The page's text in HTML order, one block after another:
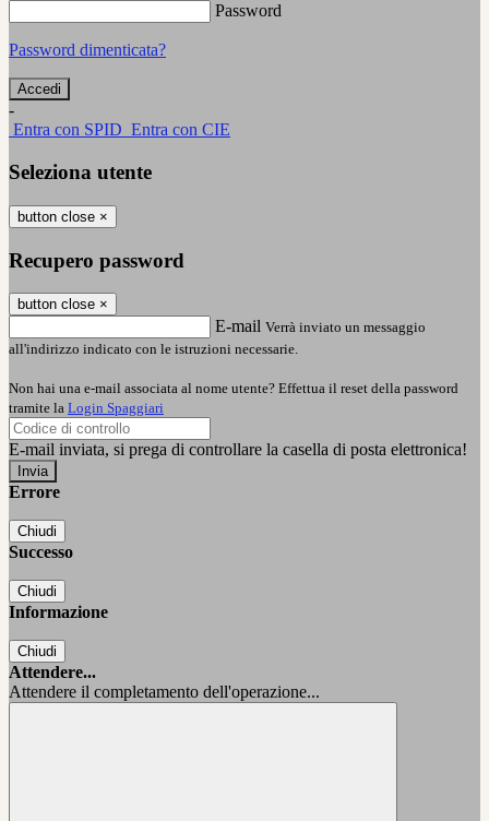
Password
Password dimenticata?
-
Entra con SPID Entra con CIE
Seleziona utente
button close ×
Recupero password
button close ×
E-mail Verrà inviato un messaggio
all'indirizzo indicato con le istruzioni necessarie.
Non hai una e-mail associata al nome utente? Effettua il reset della password
tramite la Login Spaggiari
E-mail inviata, si prega di controllare la casella di posta elettronica!
Errore
Chiudi
Successo
Chiudi
Informazione
Chiudi
Attendere...
Attendere il completamento dell'operazione...